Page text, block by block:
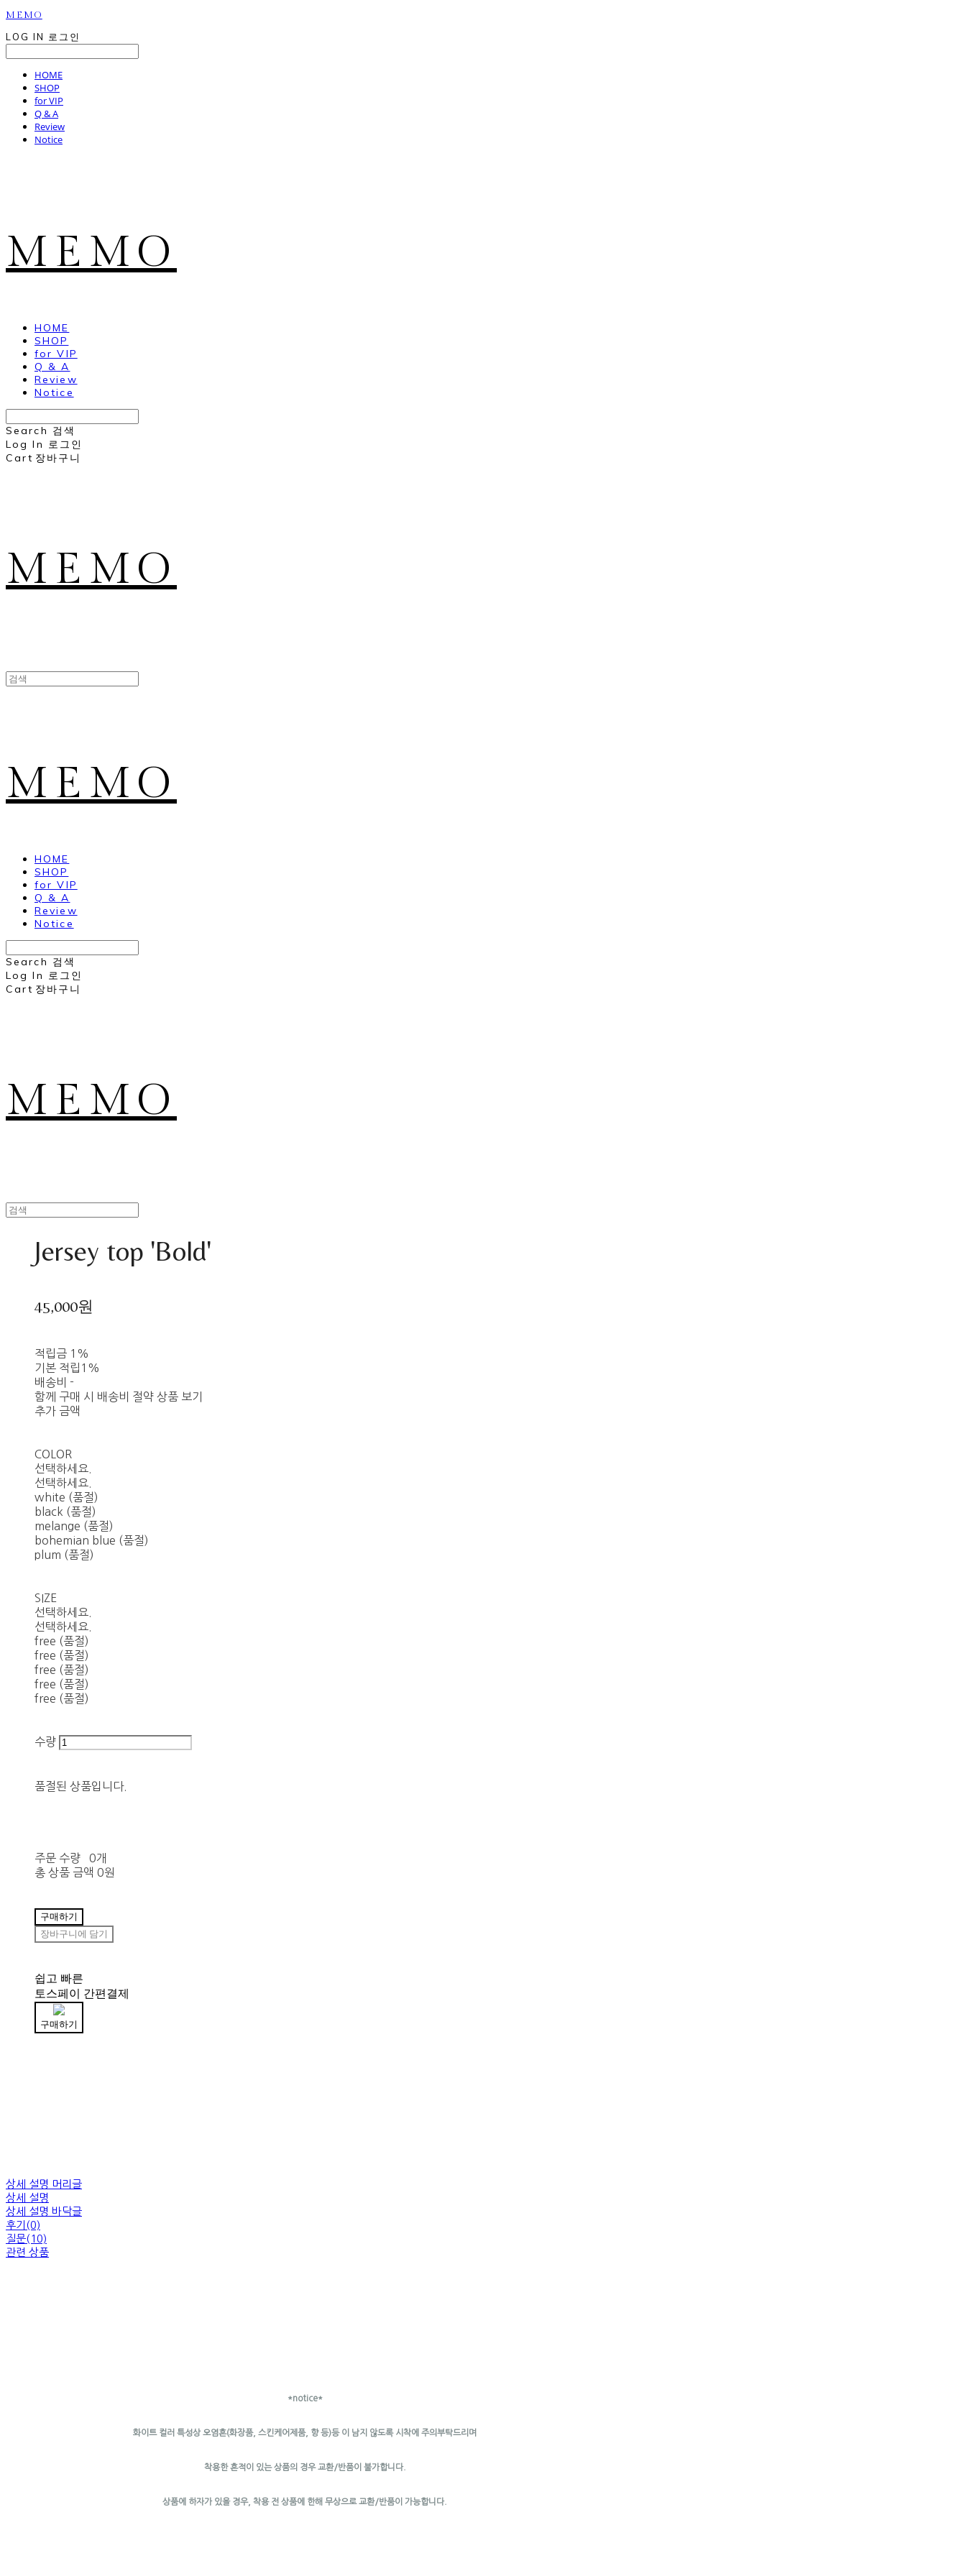
MEMO
LOG IN
로그인
HOME
SHOP
for VIP
Q & A
Review
Notice
MEMO
HOME
SHOP
for VIP
Q & A
Review
Notice
Search 검색
Log In 로그인
Cart 장바구니
MEMO
MEMO
HOME
SHOP
for VIP
Q & A
Review
Notice
Search 검색
Log In 로그인
Cart 장바구니
MEMO
Jersey top 'Bold'
45,000원
적립금 1%
기본 적립 1%
배송비 -
함께 구매 시 배송비 절약 상품 보기
추가 금액
COLOR
선택하세요.
선택하세요.
white (품절)
black (품절)
melange (품절)
bohemian blue (품절)
plum (품절)
SIZE
선택하세요.
선택하세요.
free (품절)
free (품절)
free (품절)
free (품절)
free (품절)
수량
품절된 상품입니다.
주문 수량
0개
총 상품 금액 0원
구매하기
장바구니에 담기
쉽고 빠른
토스페이 간편결제
구매하기
상세 설명 머리글
상세 설명
상세 설명 바닥글
후기(0)
질문(10)
관련 상품
*notice*
화이트 컬러 특성상 오염흔(화장품, 스킨케어제품, 향 등)등 이 남지 않도록 시착에 주의부탁드리며
착용한 흔적이 있는 상품의 경우 교환/반품이 불가합니다.
상품에 하자가 있을 경우, 착용 전 상품에 한해 무상으로 교환/반품이 가능합니다.